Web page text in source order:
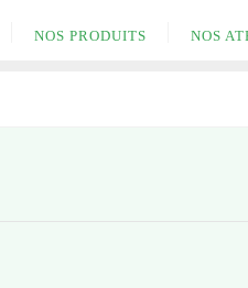
NOS PRODUITS NOS